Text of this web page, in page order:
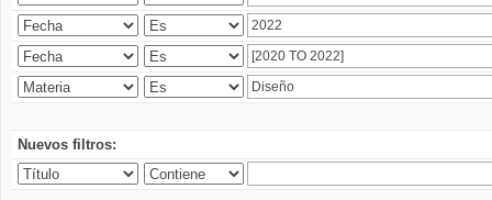
Nuevos filtros: